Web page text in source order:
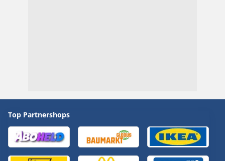
Top Partnershops